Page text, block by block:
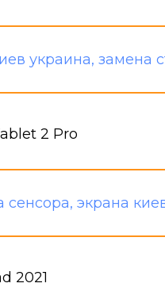
2 Pro
2021